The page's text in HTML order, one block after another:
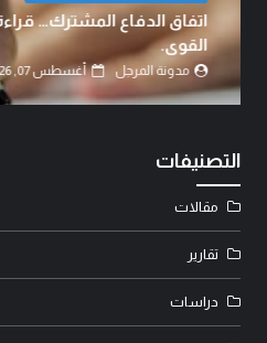
اتفاق الدفاع المشترك…
القوى.
مدونة المرجل أغسطس 07, 2026
التصنيفات
مقالات
تقارير
دراسات